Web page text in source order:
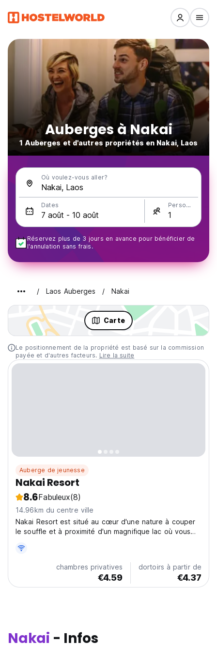
Auberges à Nakai
1 Auberges et d'autres propriétés en Nakai, Laos
Où voulez-vous aller?
Dates Personnes
Réservez plus de 3 jours en avance pour bénéficier de
l'annulation sans frais.
Laos Auberges Nakai
Carte
Le positionnement de la propriété est basé sur la commission
payée et d'autres facteurs. Lire la suite
Auberge de jeunesse
Nakai Resort
8.6Fabuleux(8)
14.96km du centre ville
Nakai Resort est situé au cœur d'une nature à couper
le souffle et à proximité d'un magnifique lac où vous
chambres privatives
€4.59
dortoirs à partir de
€4.37
Nakai - Infos